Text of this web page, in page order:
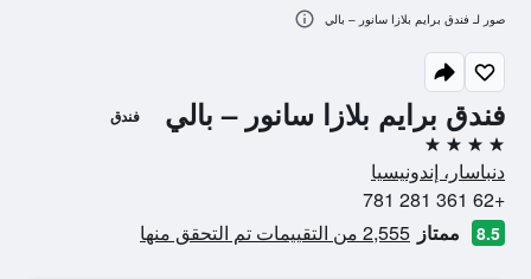
فندق برايم بلازا سانور – بالي فندق
4 نجوم
دنباسار، إندونيسيا
+62 361 281 781
8.5 ممتاز 2,555 من التقييمات تم التحقق منها
صور لـ فندق برايم بلازا سانور – بالي